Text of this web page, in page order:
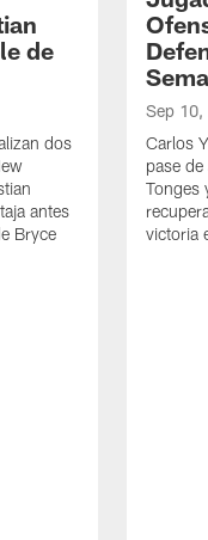
de
dos
antes
Bryce
Sep 10,
Carlos
pase
Tonges
victoria